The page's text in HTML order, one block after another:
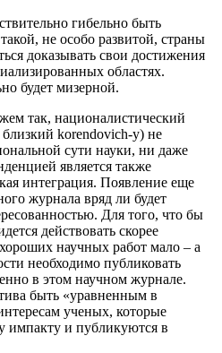
гибельно быть
не особо развитой, страны
доказывать свои достижения
областях.
будет мизерной.
так, националистический
korendovich-у) не
сути науки, ни даже
является также
интеграция. Появление еще
журнала вряд ли будет
Для того, что бы
действовать скорее
научных работ мало – а
необходимо публиковать
в этом научном журнале.
быть «уравненным в
ученых, которые
импакту и публикуются в